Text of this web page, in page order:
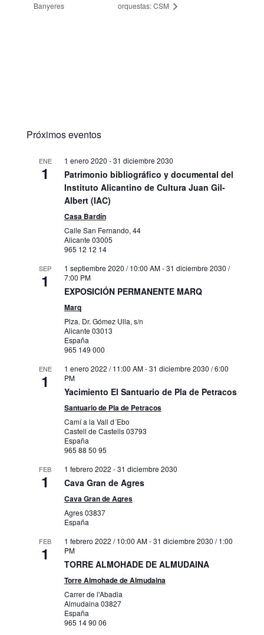
Banyeres
orquestas: CSM
Próximos eventos
ENE
1
1 enero 2020 -31 diciembre 2030
Patrimonio bibliográfico y documental del
Instituto Alicantino de Cultura Juan Gil-
Albert (IAC)
Casa Bardín
Calle San Fernando, 44
Alicante 03005
965 12 12 14
SEP
1
1 septiembre 2020 / 10:00 AM-31 diciembre 2030 /
7:00 PM
EXPOSICIÓN PERMANENTE MARQ
Marq
Plza. Dr. Gómez Ulla, s/n
Alicante 03013
España
965 149 000
ENE
1
1 enero 2022 / 11:00 AM-31 diciembre 2030 / 6:00
PM
Yacimiento El Santuario de Pla de Petracos
Santuario de Pla de Petracos
Camí a la Vall d´Ebo
Castell de Castells03793
España
965 88 50 95
FEB
1
1 febrero 2022 -31 diciembre 2030
Cava Gran de Agres
Cava Gran de Agres
Agres03837
España
FEB
1
1 febrero 2022 / 10:00 AM-31 diciembre 2030 / 1:00
PM
TORRE ALMOHADE DE ALMUDAINA
Torre Almohade de Almudaina
Carrer de l'Abadia
Almudaina 03827
España
965 14 90 06